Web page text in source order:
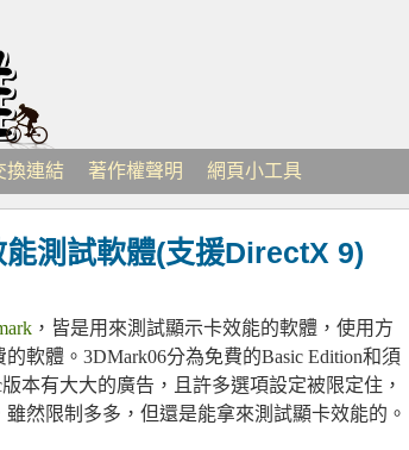
換連結 著作權聲明 網頁小工具
測試軟體(支援DirectX 9)
，皆是用來測試顯示卡效能的軟體，使用方
軟體。3DMark06分為免費的Basic Edition和須
本有大大的廣告，且許多選項設定被限定住，
然限制多多，但還是能拿來測試顯卡效能的。